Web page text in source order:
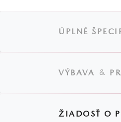
ÚPLNÉ
VÝBAVA &
ŽIADOSŤ O